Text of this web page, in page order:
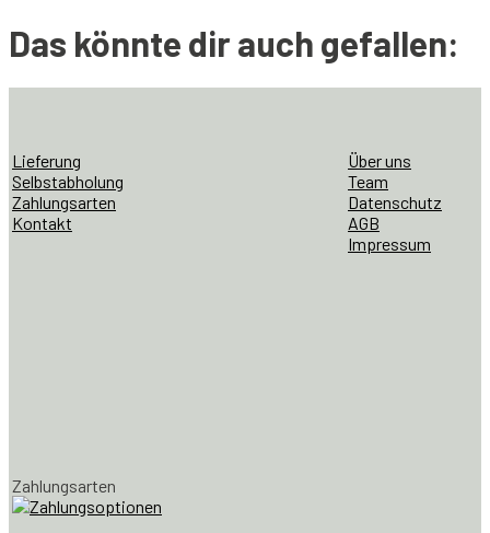
Das könnte dir auch gefallen:
Lieferung
Selbstabholung
Zahlungsarten
Kontakt
Über uns
Team
Datenschutz
AGB
Impressum
Zahlungsarten